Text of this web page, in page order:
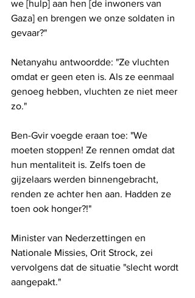
we [hulp] aan hen [de inwoners van
Gaza] en brengen we onze soldaten in
gevaar?"
Netanyahu antwoordde: "Ze vluchten
omdat er geen eten is. Als ze eenmaal
genoeg hebben, vluchten ze niet meer
zo."
Ben-Gvir voegde eraan toe: "We
moeten stoppen! Ze rennen omdat dat
hun mentaliteit is. Zelfs toen de
gijzelaars werden binnengebracht,
renden ze achter hen aan. Hadden ze
toen ook honger?!"
Minister van Nederzettingen en
Nationale Missies, Orit Strock, zei
vervolgens dat de situatie "slecht wordt
aangepakt."